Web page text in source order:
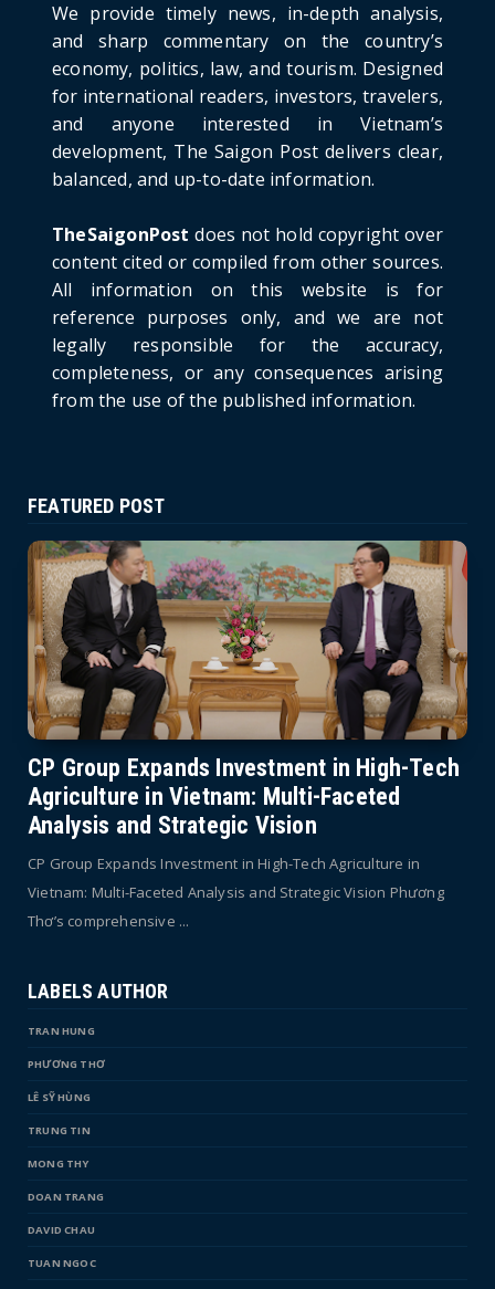
HOTNEWS
Detailed Analysis of the Cooling-off Period
Law in Timeshare...
June 21, 2026
HOTNEWS
Prime Minister Lê Minh Hưng’s Visit to
Russia: A New Step Fo...
HOTNEWS
Politburo: Strictly Handle Acts of Using
Pirated Software, C...
June 21, 2026
We provide timely news, in-depth analysis,
and sharp commentary on the country’s
economy, politics, law, and tourism. Designed
for international readers, investors, travelers,
and anyone interested in Vietnam’s
development, The Saigon Post delivers clear,
balanced, and up-to-date information.
TheSaigonPost does not hold copyright over
content cited or compiled from other sources.
All information on this website is for
reference purposes only, and we are not
legally responsible for the accuracy,
completeness, or any consequences arising
from the use of the published information.
FEATURED POST
CP Group Expands Investment in High-Tech
Agriculture in Vietnam: Multi-Faceted
Analysis and Strategic Vision
CP Group Expands Investment in High-Tech Agriculture in
Vietnam: Multi-Faceted Analysis and Strategic Vision Phương
Thơ’s comprehensive ...
LABELS AUTHOR
TRAN HUNG
PHƯƠNG THƠ
LÊ SỸ HÙNG
TRUNG TIN
MONG THY
DOAN TRANG
DAVID CHAU
TUAN NGOC